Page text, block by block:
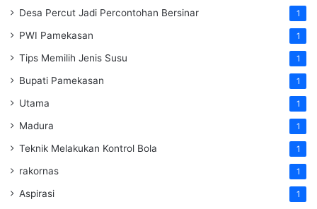
Desa Percut Jadi Percontohan Bersinar 1
PWI Pamekasan 1
Tips Memilih Jenis Susu 1
Bupati Pamekasan 1
Utama 1
Madura 1
Teknik Melakukan Kontrol Bola 1
rakornas 1
Aspirasi 1